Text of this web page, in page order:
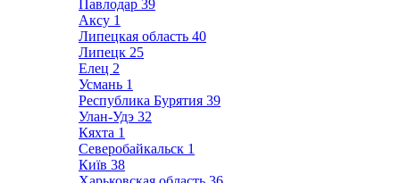
Павлодар 39
Аксу 1
Липецкая область 40
Липецк 25
Елец 2
Усмань 1
Республика Бурятия 39
Улан-Удэ 32
Кяхта 1
Северобайкальск 1
Київ 38